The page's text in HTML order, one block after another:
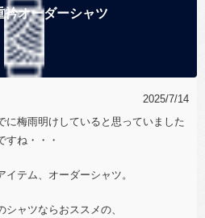
衿オーダーシャツ
2025/7/14
に梅雨明けしていると思っていました
すね・・・
テム、オーダーシャツ。
ャツならおススメの、